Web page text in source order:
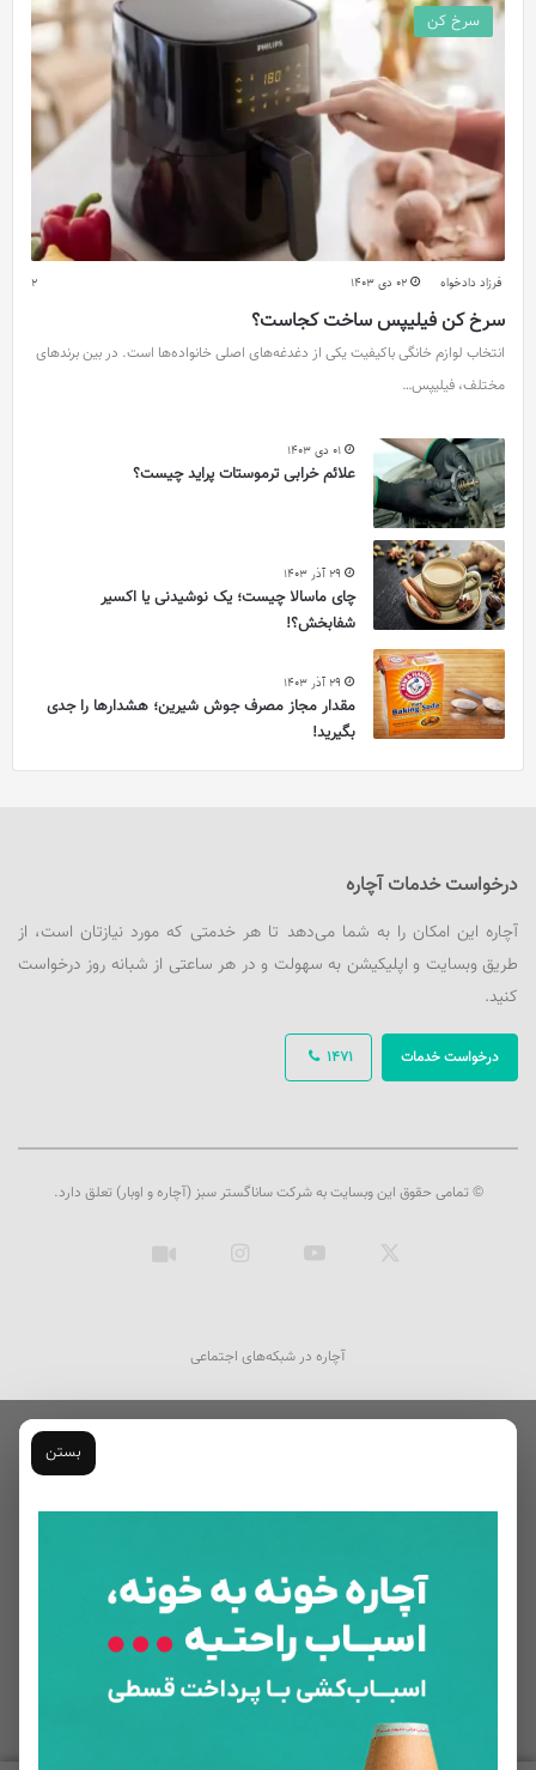
سرخ کن
فرزاد دادخواه 02 دی 1403 2
سرخ کن فیلیپس ساخت کجاست؟
انتخاب لوازم خانگی باکیفیت یکی از دغدغه‌های اصلی خانواده‌ها است. در بین برندهای
مختلف، فیلیپس…
01 دی 1403
علائم خرابی ترموستات پراید چیست؟
29 آذر 1403
چای ماسالا چیست؛ یک نوشیدنی یا اکسیر
شفابخش؟!
29 آذر 1403
مقدار مجاز مصرف جوش شیرین؛ هشدارها را جدی
بگیرید!
درخواست خدمات آچاره
آچاره این امکان را به شما می‌دهد تا هر خدمتی که مورد نیازتان است، از
طریق وبسایت و اپلیکیشن به سهولت و در هر ساعتی از شبانه روز درخواست
کنید.
1471 درخواست خدمات
© تمامی حقوق این وبسایت به شرکت ساناگستر سبز (آچاره و اوبار) تعلق دارد.
یوتیوب اینستاگرام
آچاره در شبکه‌های اجتماعی
بستن